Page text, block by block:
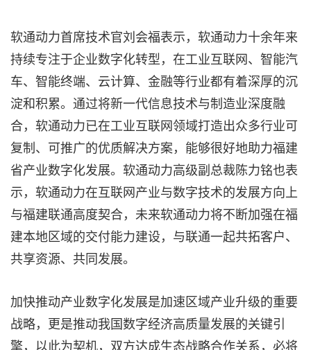
软通动力首席技术官刘会福表示，软通动力十余年来
持续专注于企业数字化转型，在工业互联网、智能汽
车、智能终端、云计算、金融等行业都有着深厚的沉
淀和积累。通过将新一代信息技术与制造业深度融
合，软通动力已在工业互联网领域打造出众多行业可
复制、可推广的优质解决方案，能够很好地助力福建
省产业数字化发展。软通动力高级副总裁陈力铭也表
示，软通动力在互联网产业与数字技术的发展方向上
与福建联通高度契合，未来软通动力将不断加强在福
建本地区域的交付能力建设，与联通一起共拓客户、
共享资源、共同发展。
加快推动产业数字化发展是加速区域产业升级的重要
战略，更是推动我国数字经济高质量发展的关键引
擎，以此为契机，双方达成生态战略合作关系，必将